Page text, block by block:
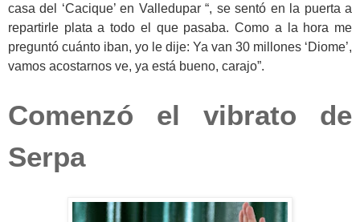
casa del ‘Cacique’ en Valledupar “, se sentó en la puerta a
repartirle plata a todo el que pasaba. Como a la hora me
preguntó cuánto iban, yo le dije: Ya van 30 millones ‘Diome’,
vamos acostarnos ve, ya está bueno, carajo”.
Comenzó el vibrato de
Serpa